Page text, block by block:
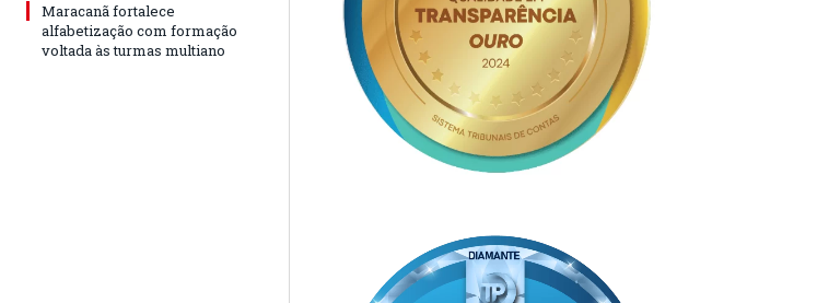
Maracanã fortalece
alfabetização com formação
voltada às turmas multiano